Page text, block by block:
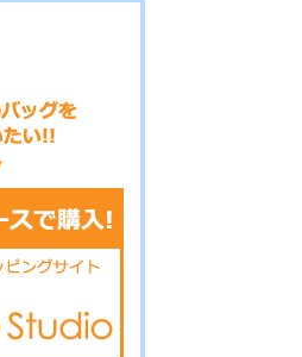
No.15-044